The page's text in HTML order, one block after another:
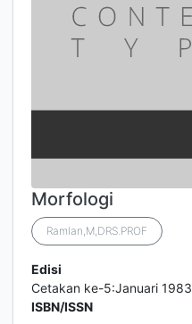
Morfologi
Ramlan,M,DRS.PROF
Edisi
Cetakan ke-5:Januari 1983
ISBN/ISSN